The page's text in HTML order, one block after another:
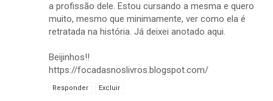
a profissão dele. Estou cursando a mesma e quero
muito, mesmo que minimamente, ver como ela é
retratada na história. Já deixei anotado aqui.
Beijinhos!!
https://focadasnoslivros.blogspot.com/
Responder Excluir